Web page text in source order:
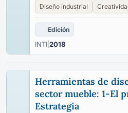
Diseño industrial
Edición
INTI 2018
Herramientas de
sector mueble: 1-El
Estrategia